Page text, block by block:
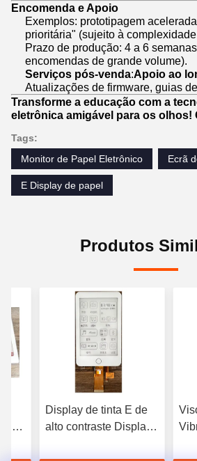
Encomenda e Apoio
Exemplos: prototipagem
prioritária" (sujeito à
Prazo de produção: 4 a 6
encomendas de grande volume).
Serviços pós-venda:Apoio ao
Atualizações de firmware, guias
Transforme a educação com a
eletrônica amigável para os olhos!
Tags:
Monitor de Papel Eletrônico
Ecrã
E Display de papel
Produtos
E
Display de tinta E de
alto contraste Display